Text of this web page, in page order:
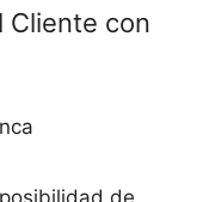
Cliente con
de